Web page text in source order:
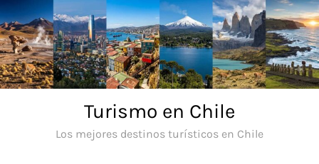
Saltar
al
contenido
Turismo en Chile
Los mejores destinos turísticos en Chile